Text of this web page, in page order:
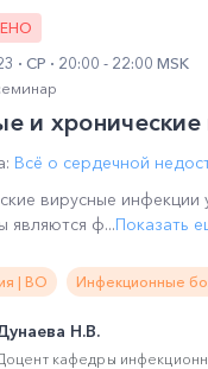
СР 20:00 - 22:00 MSK
и
Всё о сердечной
вирусные
являются ф...Показать
| ВО Инфекционные
Н.В.
кафедры